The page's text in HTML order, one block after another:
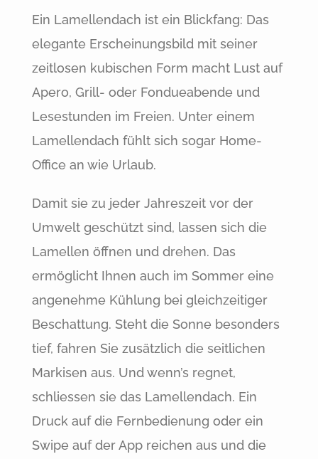
Ein Lamellendach ist ein Blickfang: Das
elegante Erscheinungsbild mit seiner
zeitlosen kubischen Form macht Lust auf
Apero, Grill- oder Fondueabende und
Lesestunden im Freien. Unter einem
Lamellendach fühlt sich sogar Home-
Office an wie Urlaub.
Damit sie zu jeder Jahreszeit vor der
Umwelt geschützt sind, lassen sich die
Lamellen öffnen und drehen. Das
ermöglicht Ihnen auch im Sommer eine
angenehme Kühlung bei gleichzeitiger
Beschattung. Steht die Sonne besonders
tief, fahren Sie zusätzlich die seitlichen
Markisen aus. Und wenn’s regnet,
schliessen sie das Lamellendach. Ein
Druck auf die Fernbedienung oder ein
Swipe auf der App reichen aus und die